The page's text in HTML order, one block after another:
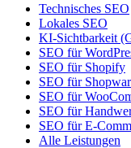
Technisches SEO
Lokales SEO
KI-Sichtbarkeit
SEO für
SEO für Shopify
SEO für
SEO für
SEO für
SEO für E-
Alle Leistungen